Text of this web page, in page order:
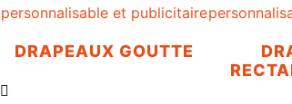
DRAPEAUX GOUTTE